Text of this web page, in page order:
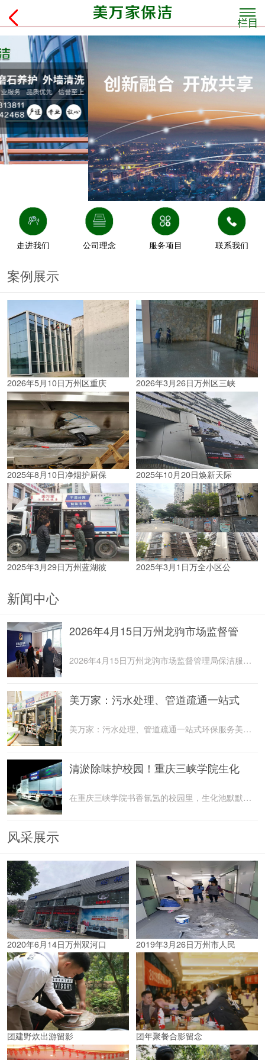
走进我们 公司理念 服务项目 联系我们
案例展示
2026年5月10日万州区重庆 2026年3月26日万州区三峡
2025年8月10日净烟护厨保 2025年10月20日焕新天际
2025年3月29日万州蓝湖彼 2025年3月1日万全小区公
新闻中心
2026年4月15日万州龙驹市场监督管
2026年4月15日万州龙驹市场监督管理局保洁服务由重庆美
美万家：污水处理、管道疏通一站式
美万家：污水处理、管道疏通一站式环保服务美万家公司，
清淤除味护校园！重庆三峡学院生化
在重庆三峡学院书香氤氲的校园里，生化池默默承载着污水
风采展示
2020年6月14日万州双河口 2019年3月26日万州市人民
团建野炊出游留影 团年聚餐合影留念